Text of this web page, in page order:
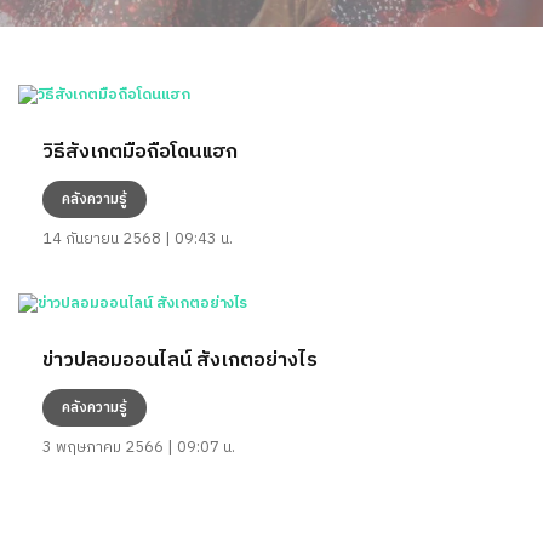
วิธีสังเกตมือถือโดนแฮก
คลังความรู้
14 กันยายน 2568 | 09:43 น.
ข่าวปลอมออนไลน์ สังเกตอย่างไร
คลังความรู้
3 พฤษภาคม 2566 | 09:07 น.